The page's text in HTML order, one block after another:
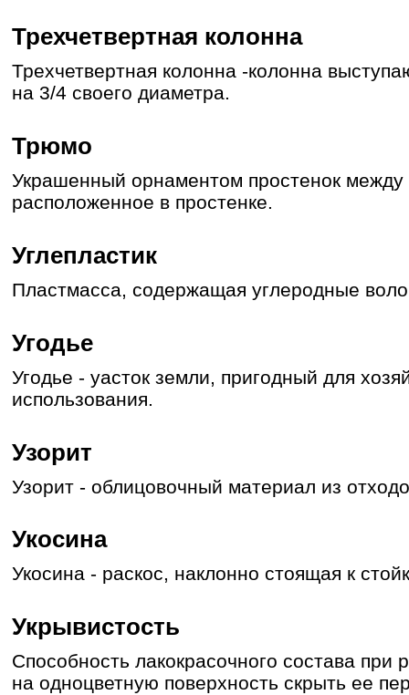
Трехчетвертная колонна
Трехчетвертная колонна -колонна
на 3/4 своего диаметра.
Трюмо
Украшенный орнаментом простенок
расположенное в простенке.
Углепластик
Пластмасса, содержащая углеродные
Угодье
Угодье - уасток земли, пригодный для
использования.
Узорит
Узорит - облицовочный материал из
Укосина
Укосина - раскос, наклонно стоящая к
Укрывистость
Способность лакокрасочного состава
на одноцветную поверхность скрыть ее